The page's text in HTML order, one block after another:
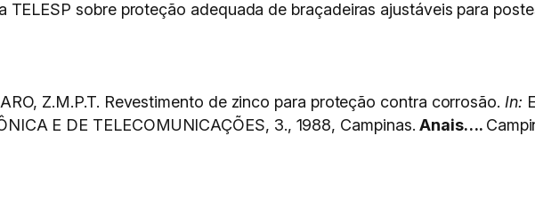
TELESP sobre proteção adequada de braçadeiras ajustáveis para
Z.M.P.T. Revestimento de zinco para proteção contra corrosão. In:
E DE TELECOMUNICAÇÕES, 3., 1988, Campinas.Anais….